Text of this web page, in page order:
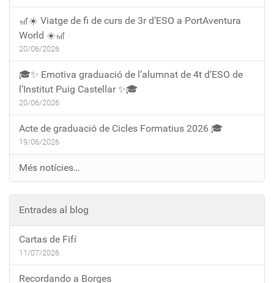
🎢☀️ Viatge de fi de curs de 3r d’ESO a PortAventura
World ☀️🎢
20/06/2026
🎓✨ Emotiva graduació de l’alumnat de 4t d’ESO de
l’Institut Puig Castellar ✨🎓
20/06/2026
Acte de graduació de Cicles Formatius 2026 🎓
19/06/2026
Més notícies…
Entrades al blog
Cartas de Fifí
11/07/2026
Recordando a Borges